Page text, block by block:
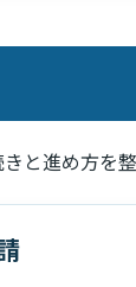
と進め方を整